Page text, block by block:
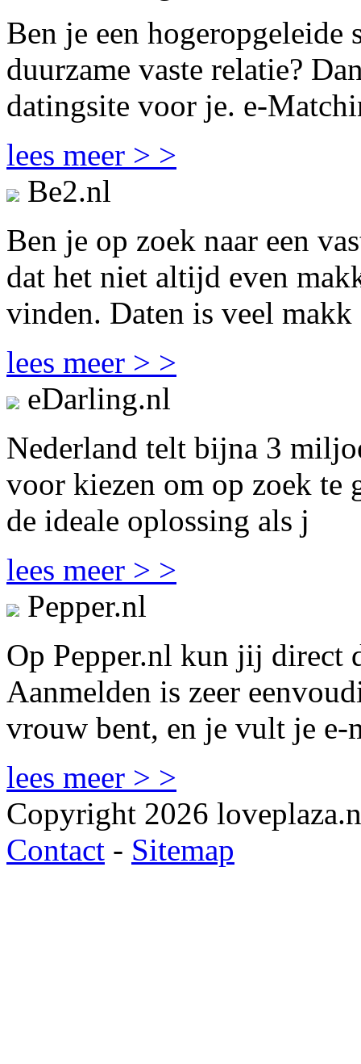
Ben je een hogeropgeleide
duurzame vaste relatie?
datingsite voor je. e-
lees meer > >
Be2.nl
Ben je op zoek naar een
dat het niet altijd even
vinden. Daten is veel makk
lees meer > >
eDarling.nl
Nederland telt bijna 3
voor kiezen om op zoek te
de ideale oplossing als j
lees meer > >
Pepper.nl
Op Pepper.nl kun jij direct
Aanmelden is zeer
vrouw bent, en je vult je e-
lees meer > >
Copyright 2026
Contact - Sitemap